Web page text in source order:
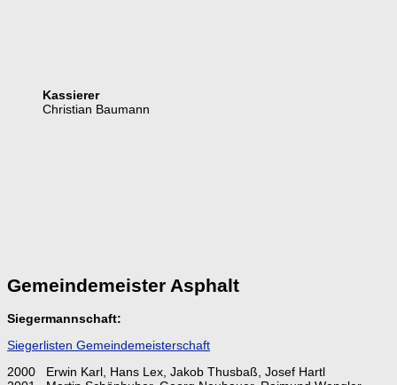
Kassierer
Christian Baumann
Gemeindemeister Asphalt
Siegermannschaft:
Siegerlisten Gemeindemeisterschaft
2000 Erwin Karl, Hans Lex, Jakob Thusbaß, Josef Hartl